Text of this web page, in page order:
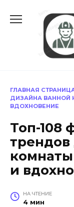
содержанию
ГЛАВНАЯ
ДИЗАЙНА ВАННОЙ
ВДОХНОВЕНИЕ
Топ-108
трендов
и
НА ЧТЕНИЕ
4 мин